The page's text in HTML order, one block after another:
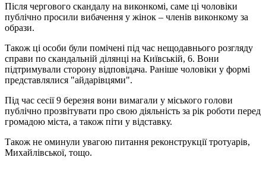
Після чергового скандалу на виконкомі, саме ці чоловіки
публічно просили вибачення у жінок – членів виконкому за
образи.
Також ці особи були помічені під час нещодавнього розгляду
справи по скандальній ділянці на Київській, 6. Вони
підтримували сторону відповідача. Раніше чоловіки у формі
представлялися "айдарівцями".
Під час сесії 9 березня вони вимагали у міського голови
публічно прозвітувати про свою діяльність за рік роботи перед
громадою міста, а також піти у відставку.
Також не оминули увагою питання реконструкції тротуарів,
Михайлівської, тощо.